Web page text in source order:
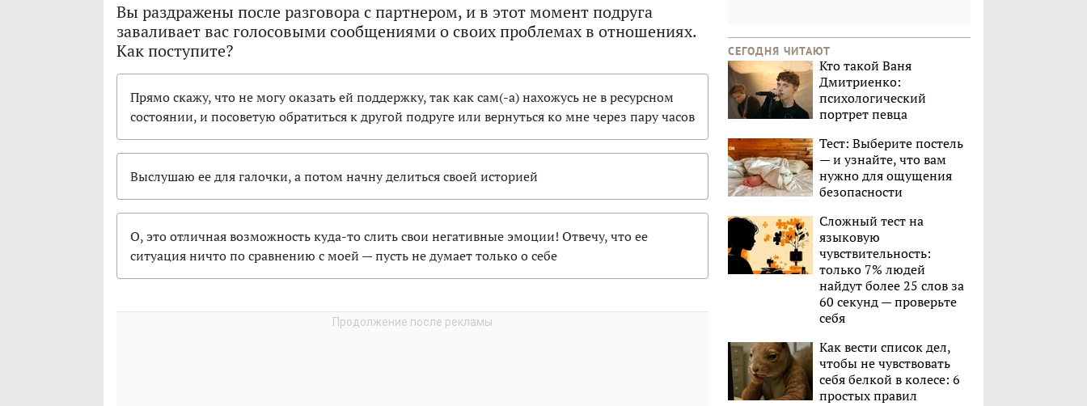
Вы раздражены после разговора с партнером, и в этот момент подруга
заваливает вас голосовыми сообщениями о своих проблемах в отношениях.
Как поступите?
Прямо скажу, что не могу оказать ей поддержку, так как сам(-а) нахожусь не в ресурсном
состоянии, и посоветую обратиться к другой подруге или вернуться ко мне через пару часов
Выслушаю ее для галочки, а потом начну делиться своей историей
О, это отличная возможность куда-то слить свои негативные эмоции! Отвечу, что ее
ситуация ничто по сравнению с моей — пусть не думает только о себе
СЕГОДНЯ ЧИТАЮТ
Кто такой Ваня
Дмитриенко:
психологический
портрет певца
Тест: Выберите постель
— и узнайте, что вам
нужно для ощущения
безопасности
Сложный тест на
языковую
чувствительность:
только 7% людей
найдут более 25 слов за
60 секунд — проверьте
себя
Как вести список дел,
чтобы не чувствовать
себя белкой в колесе: 6
простых правил